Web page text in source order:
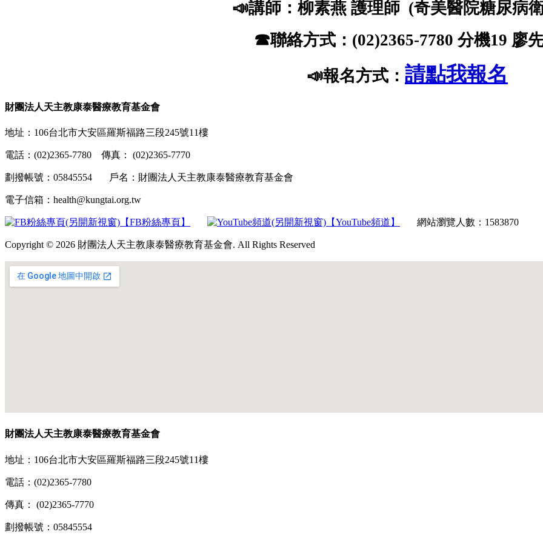
📣講師：柳素燕 護理師 (奇美醫院糖尿病
☎聯絡方式：(02)2365-7780 分機19 廖
📣報名方式： 請點我報名
財團法人天主教康泰醫療教育基金會
地址：106台北市大安區羅斯福路三段245號11樓
電話：(02)2365-7780 傳真： (02)2365-7770
劃撥帳號：05845554 戶名：財團法人天主教康泰醫療教育基金會
電子信箱：health@kungtai.org.tw
【FB粉絲專頁】 【YouTube頻道】 網站瀏覽人數：1583870
Copyright © 2026 財團法人天主教康泰醫療教育基金會. All Rights Reserved
財團法人天主教康泰醫療教育基金會
地址：106台北市大安區羅斯福路三段245號11樓
電話：(02)2365-7780
傳真： (02)2365-7770
劃撥帳號：05845554